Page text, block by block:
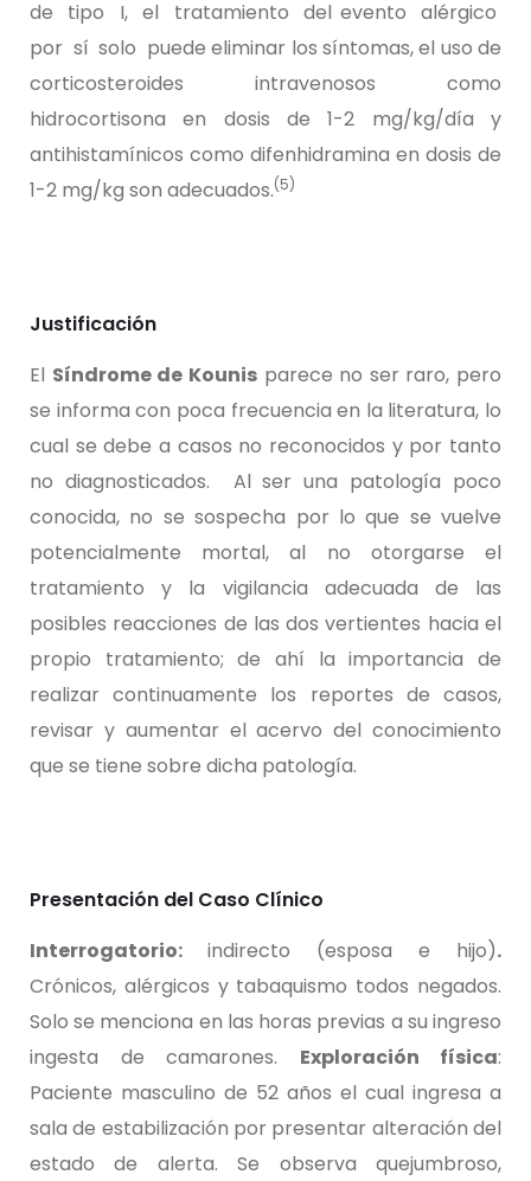
de tipo I, el tratamiento del evento alérgico
por sí solo puede eliminar los síntomas, el uso de
corticosteroides intravenosos como
hidrocortisona en dosis de 1-2 mg/kg/día y
antihistamínicos como difenhidramina en dosis de
1-2 mg/kg son adecuados.(5)
Justificación
El Síndrome de Kounisparece no ser raro, pero
se informa con poca frecuencia en la literatura, lo
cual se debe a casos no reconocidos y por tanto
no diagnosticados. Al ser una patología poco
conocida, no se sospecha por lo que se vuelve
potencialmente mortal, al no otorgarse el
tratamiento y la vigilancia adecuada de las
posibles reacciones de las dos vertientes hacia el
propio tratamiento; de ahí la importancia de
realizar continuamente los reportes de casos,
revisar y aumentar el acervo del conocimiento
que se tiene sobre dicha patología.
Presentación del Caso Clínico
Interrogatorio: indirecto (esposa e hijo).
Crónicos, alérgicos y tabaquismo todos negados.
Solo se menciona en las horas previas a su ingreso
ingesta de camarones. Exploración física:
Paciente masculino de 52 años el cual ingresa a
sala de estabilización por presentar alteración del
estado de alerta. Se observa quejumbroso,